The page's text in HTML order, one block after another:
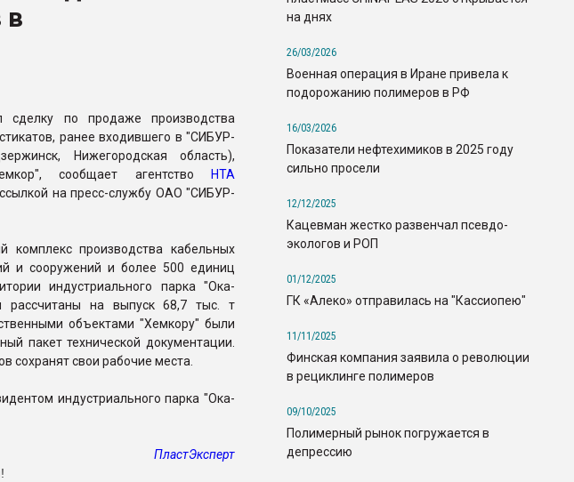
в
сделку по продаже производства
ранее входившего в "СИБУР-
Нижегородская область),
сообщает агентство
НТА
на пресс-службу ОАО "СИБУР-
комплекс производства кабельных
и сооружений и более 500 единиц
индустриального парка "Ока-
рассчитаны на выпуск 68,7 тыс. т
объектами "Хемкору" были
пакет технической документации.
сохранят свои рабочие места.
индустриального парка "Ока-
ПластЭксперт
на днях
26/03/2026
Военная операция в Иране привела к
подорожанию полимеров в РФ
16/03/2026
Показатели нефтехимиков в 2025 году
сильно просели
12/12/2025
Кацевман жестко развенчал псевдо-
экологов и РОП
01/12/2025
ГК «Алеко» отправилась на "Кассиопею"
11/11/2025
Финская компания заявила о революции
в рециклинге полимеров
09/10/2025
Полимерный рынок погружается в
депрессию